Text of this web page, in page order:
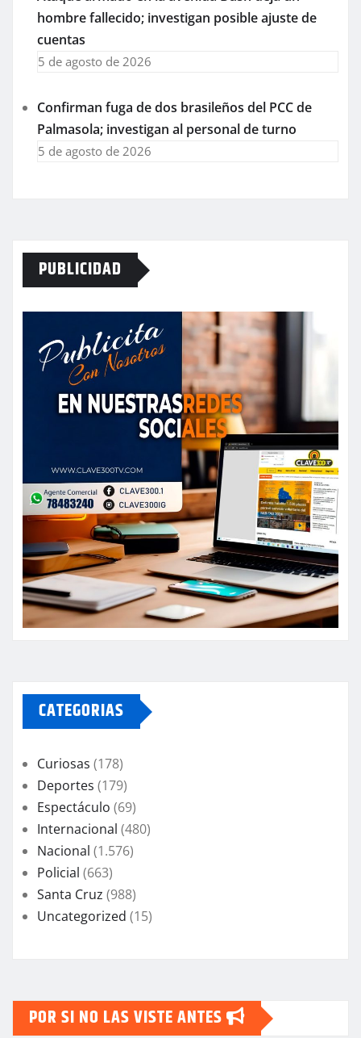
hombre fallecido; investigan posible ajuste de
cuentas
5 de agosto de 2026
Confirman fuga de dos brasileños del PCC de
Palmasola; investigan al personal de turno
5 de agosto de 2026
PUBLICIDAD
CATEGORIAS
Curiosas (178)
Deportes (179)
Espectáculo (69)
Internacional (480)
Nacional (1.576)
Policial (663)
Santa Cruz (988)
Uncategorized (15)
POR SI NO LAS VISTE ANTES